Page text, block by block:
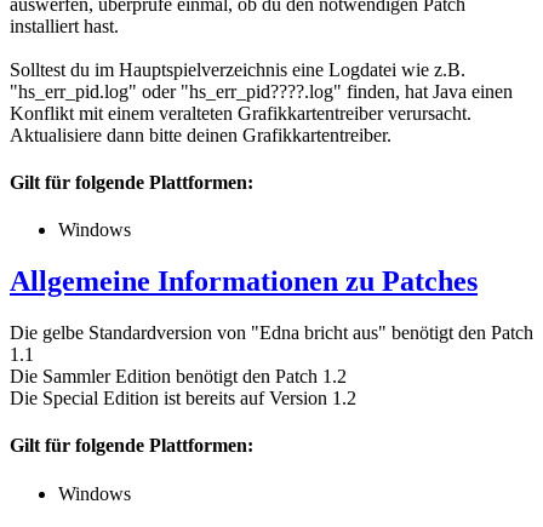
installiert hast.
Solltest du im Hauptspielverzeichnis eine Logdatei wie z.B.
"hs_err_pid.log" oder "hs_err_pid????.log" finden, hat Java einen
Konflikt mit einem veralteten Grafikkartentreiber verursacht.
Aktualisiere dann bitte deinen Grafikkartentreiber.
Gilt für folgende Plattformen:
Windows
Allgemeine Informationen zu Patches
Die gelbe Standardversion von "Edna bricht aus" benötigt den Patch
1.1
Die Sammler Edition benötigt den Patch 1.2
Die Special Edition ist bereits auf Version 1.2
Gilt für folgende Plattformen:
Windows